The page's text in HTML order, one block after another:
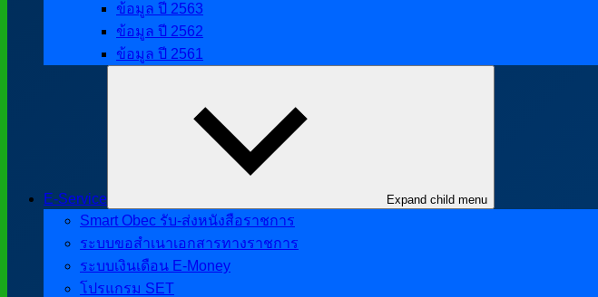
ข้อมูล ปี 2563
ข้อมูล ปี 2562
ข้อมูล ปี 2561
E-Service Expand child menu
Smart Obec รับ-ส่งหนังสือราชการ
ระบบขอสำเนาเอกสารทางราชการ
ระบบเงินเดือน E-Money
โปรแกรม SET